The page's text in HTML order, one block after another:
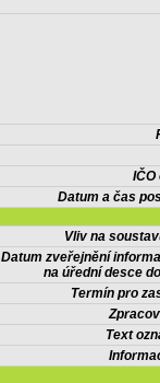
IČO
Datum a čas
Vliv na
Datum zveřejnění
na úřední desce
Termín pro
Text